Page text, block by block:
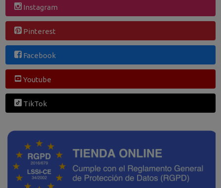
Instagram
Pinterest
Facebook
Youtube
TikTok